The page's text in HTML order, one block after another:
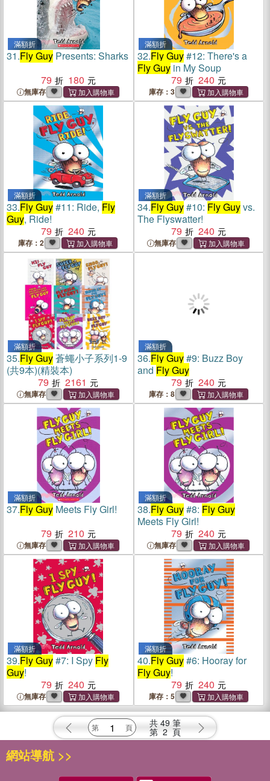
滿額折
31.Fly Guy Presents: Sharks
79
180
無庫存
滿額折
32.Fly Guy#12: There's a
Fly Guyin My Soup
79
240
庫存：3
滿額折
33.Fly Guy#11: Ride, Fly
Guy, Ride!
79
240
庫存：2
滿額折
34.Fly Guy#10: Fly Guyvs.
The Flyswatter!
79
240
無庫存
滿額折
35.Fly Guy蒼蠅小子系列1-9
(共9本)(精裝本)
79
2161
無庫存
滿額折
36.Fly Guy#9: Buzz Boy
and Fly Guy
79
240
庫存：8
滿額折
37.Fly Guy Meets Fly Girl!
79
210
無庫存
滿額折
38.Fly Guy#8: Fly Guy
Meets Fly Girl!
79
240
無庫存
滿額折
39.Fly Guy#7: I Spy Fly
Guy!
79
240
無庫存
滿額折
40.Fly Guy#6: Hooray for
Fly Guy!
79
240
庫存：5
共 49 筆
第 2 頁
網站導航 >>